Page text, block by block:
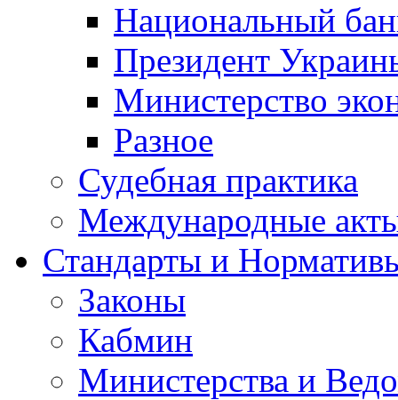
Национальный
Президент
Министерство
Разное
Судебная практика
Международные
Стандарты и
Законы
Кабмин
Министерства и